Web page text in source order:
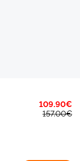
109.90€
157.00€